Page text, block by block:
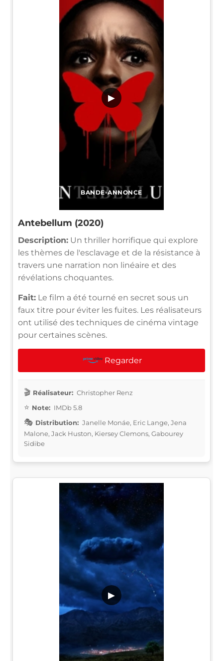
BANDE-ANNONCE
▶
Antebellum (2020)
Description: Un thriller horrifique qui explore
les thèmes de l'esclavage et de la résistance à
travers une narration non linéaire et des
révélations choquantes.
Fait: Le film a été tourné en secret sous un
faux titre pour éviter les fuites. Les réalisateurs
ont utilisé des techniques de cinéma vintage
pour certaines scènes.
Regarder
Réalisateur: Christopher Renz
Note: IMDb 5.8
Distribution: Janelle Monáe, Eric Lange, Jena
Malone, Jack Huston, Kiersey Clemons, Gabourey
Sidibe
▶